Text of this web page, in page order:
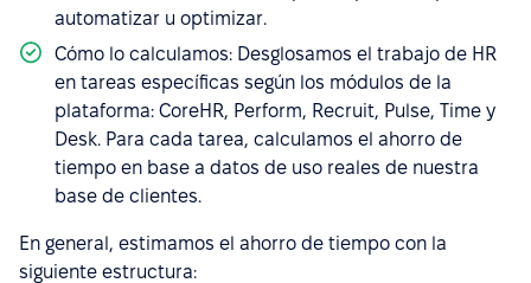
automatizar u optimizar.
Cómo lo calculamos: Desglosamos el trabajo de HR
en tareas específicas según los módulos de la
plataforma: CoreHR, Perform, Recruit, Pulse, Time y
Desk. Para cada tarea, calculamos el ahorro de
tiempo en base a datos de uso reales de nuestra
base de clientes.
En general, estimamos el ahorro de tiempo con la
siguiente estructura: